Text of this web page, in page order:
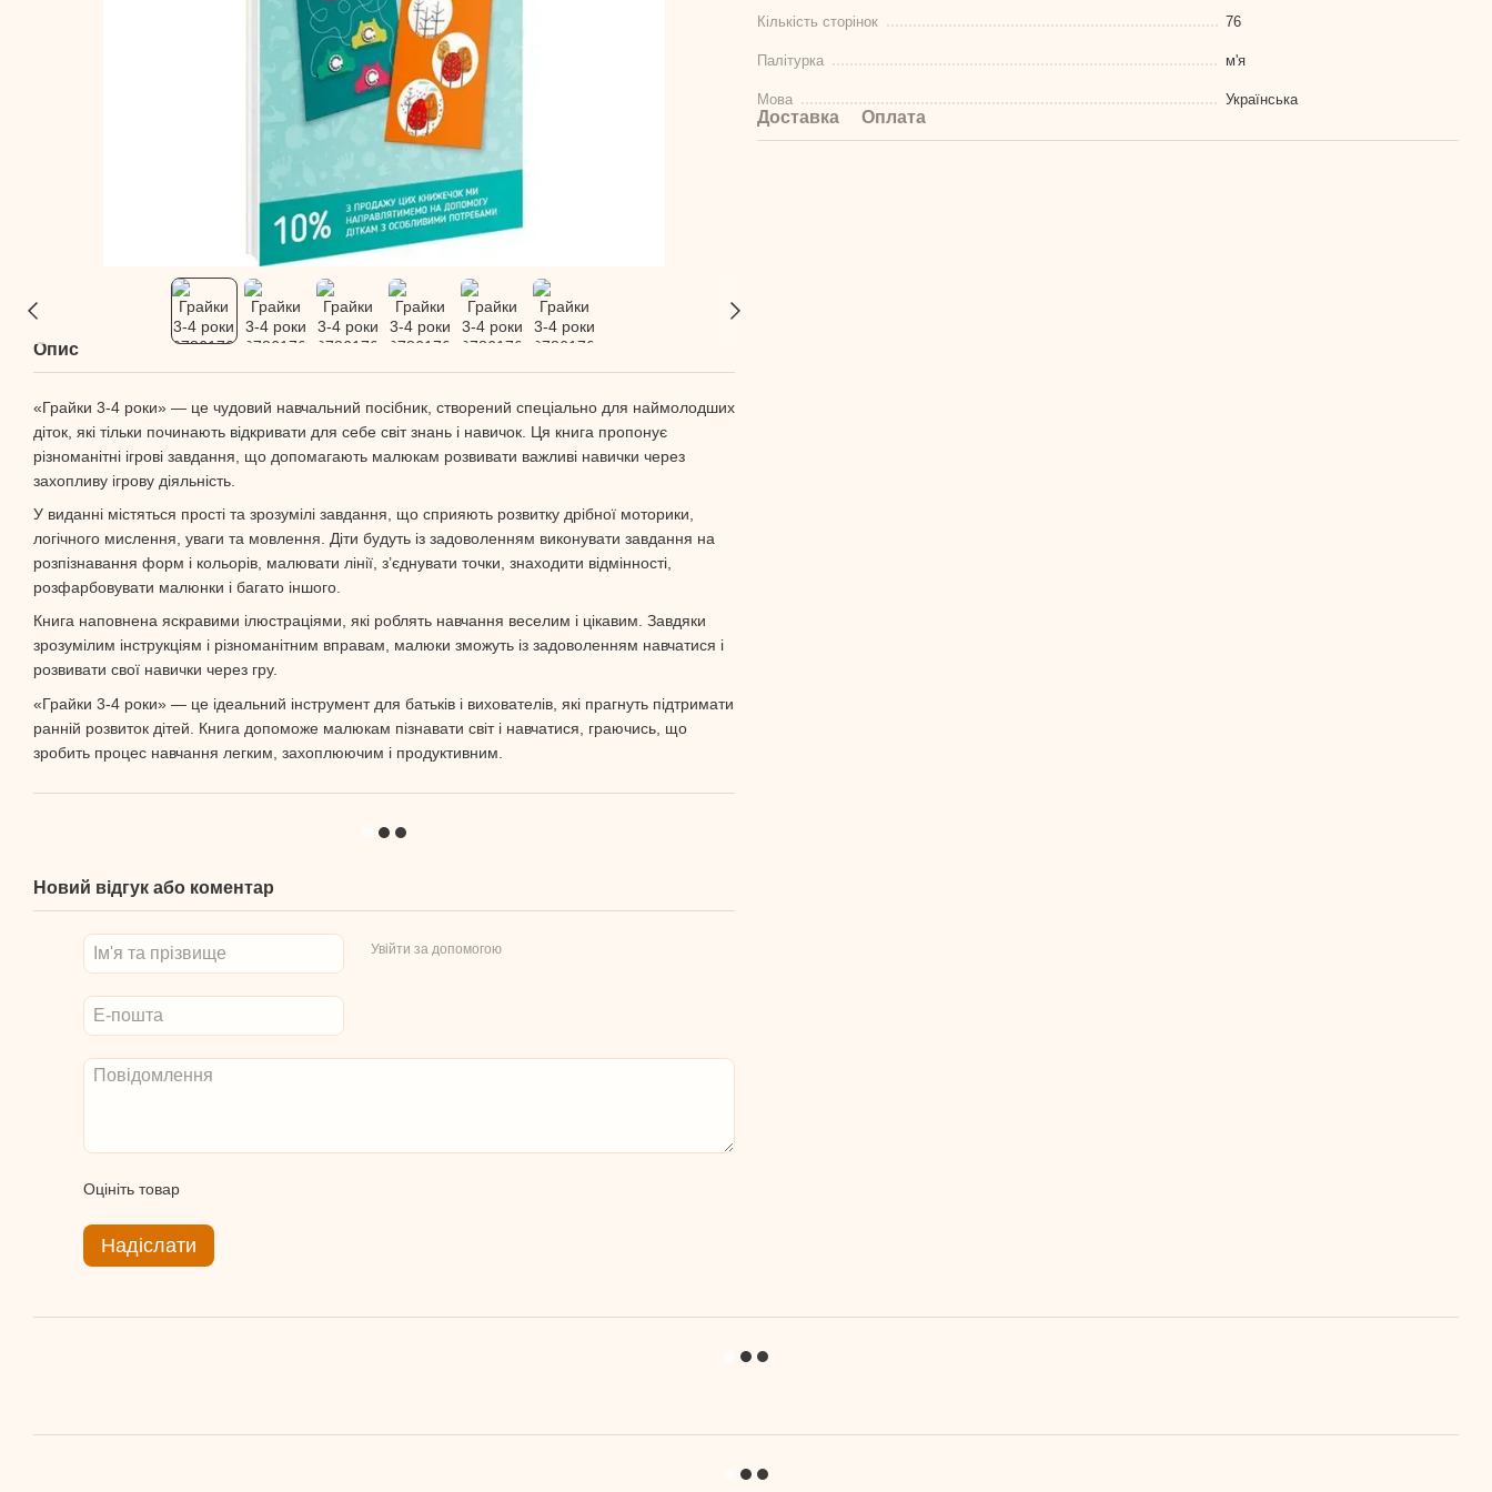
Опис
«Грайки 3-4 роки» — це чудовий навчальний посібник, створений спеціально для наймолодших
діток, які тільки починають відкривати для себе світ знань і навичок. Ця книга пропонує
різноманітні ігрові завдання, що допомагають малюкам розвивати важливі навички через
захопливу ігрову діяльність.
У виданні містяться прості та зрозумілі завдання, що сприяють розвитку дрібної моторики,
логічного мислення, уваги та мовлення. Діти будуть із задоволенням виконувати завдання на
розпізнавання форм і кольорів, малювати лінії, з’єднувати точки, знаходити відмінності,
розфарбовувати малюнки і багато іншого.
Книга наповнена яскравими ілюстраціями, які роблять навчання веселим і цікавим. Завдяки
зрозумілим інструкціям і різноманітним вправам, малюки зможуть із задоволенням навчатися і
розвивати свої навички через гру.
«Грайки 3-4 роки» — це ідеальний інструмент для батьків і вихователів, які прагнуть підтримати
ранній розвиток дітей. Книга допоможе малюкам пізнавати світ і навчатися, граючись, що
зробить процес навчання легким, захоплюючим і продуктивним.
Новий відгук або коментар
Увійти за допомогою
Оцініть товар
Надіслати
Кількість сторінок 76
Палітурка м'я
Мова Українська
Доставка Оплата